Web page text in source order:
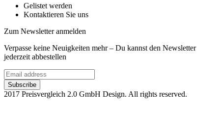
Gelistet werden
Kontaktieren Sie uns
Zum Newsletter anmelden
Verpasse keine Neuigkeiten mehr – Du kannst den Newsletter
jederzeit abbestellen
2017 Preisvergleich 2.0 GmbH Design. All rights reserved.